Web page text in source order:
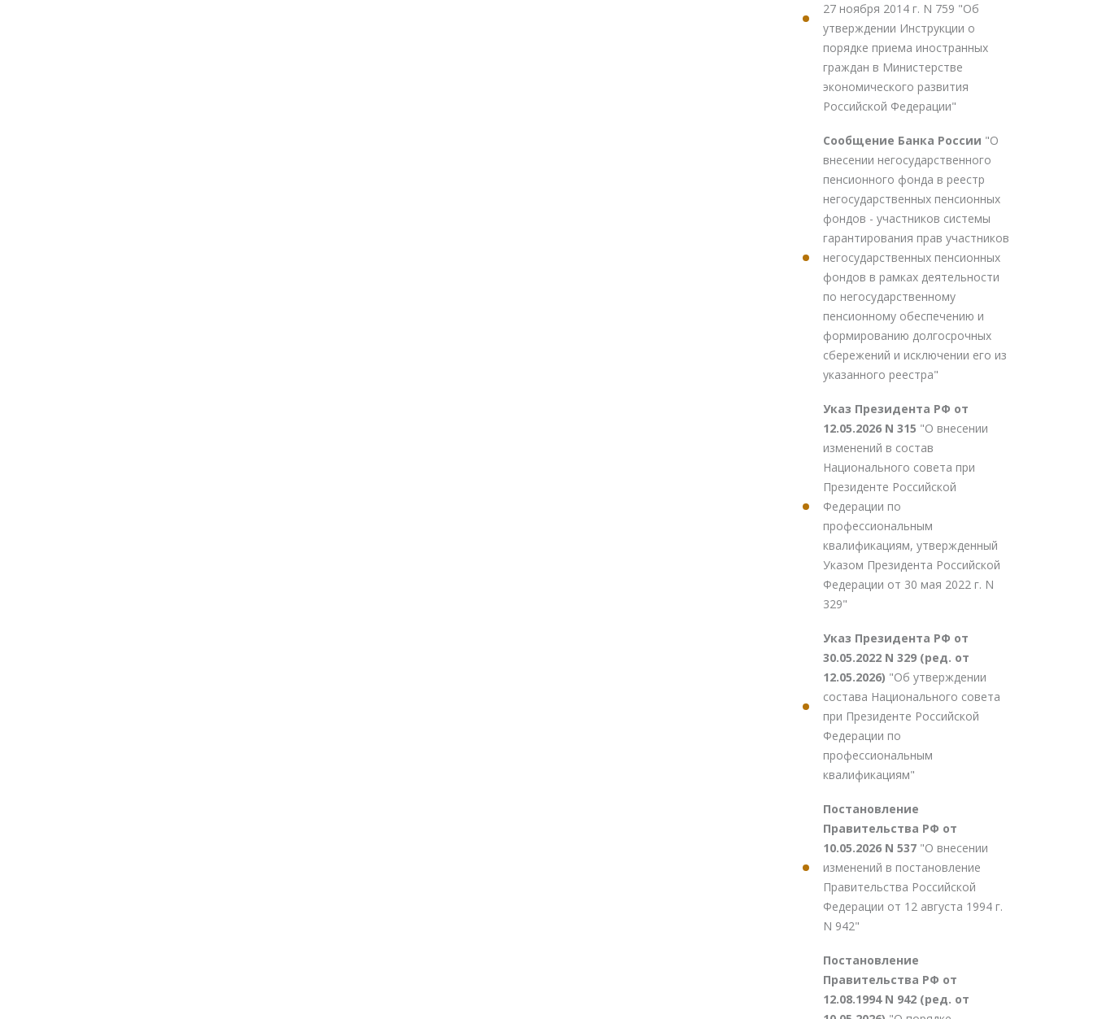
27 ноября 2014 г. N 759 "Об
утверждении Инструкции о
порядке приема иностранных
граждан в Министерстве
экономического развития
Российской Федерации"
Сообщение Банка России "О
внесении негосударственного
пенсионного фонда в реестр
негосударственных пенсионных
фондов - участников системы
гарантирования прав участников
негосударственных пенсионных
фондов в рамках деятельности
по негосударственному
пенсионному обеспечению и
формированию долгосрочных
сбережений и исключении его из
указанного реестра"
Указ Президента РФ от
12.05.2026 N 315 "О внесении
изменений в состав
Национального совета при
Президенте Российской
Федерации по
профессиональным
квалификациям, утвержденный
Указом Президента Российской
Федерации от 30 мая 2022 г. N
329"
Указ Президента РФ от
30.05.2022 N 329 (ред. от
12.05.2026) "Об утверждении
состава Национального совета
при Президенте Российской
Федерации по
профессиональным
квалификациям"
Постановление
Правительства РФ от
10.05.2026 N 537 "О внесении
изменений в постановление
Правительства Российской
Федерации от 12 августа 1994 г.
N 942"
Постановление
Правительства РФ от
12.08.1994 N 942 (ред. от